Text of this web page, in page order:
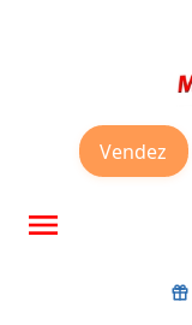
Vendez
